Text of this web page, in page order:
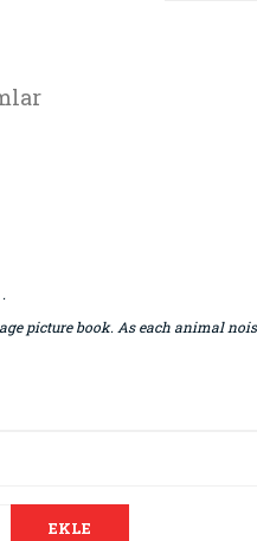
picture book. As each animal
EKLE